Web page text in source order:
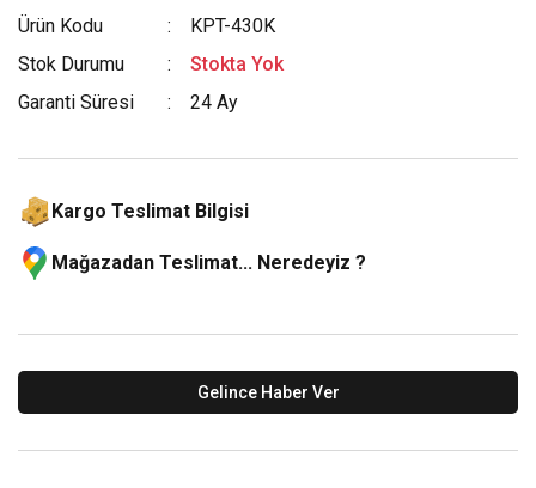
Ürün Kodu
KPT-430K
Stok Durumu
Stokta Yok
Garanti Süresi
24 Ay
Kargo Teslimat Bilgisi
Mağazadan Teslimat... Neredeyiz ?
Gelince Haber Ver